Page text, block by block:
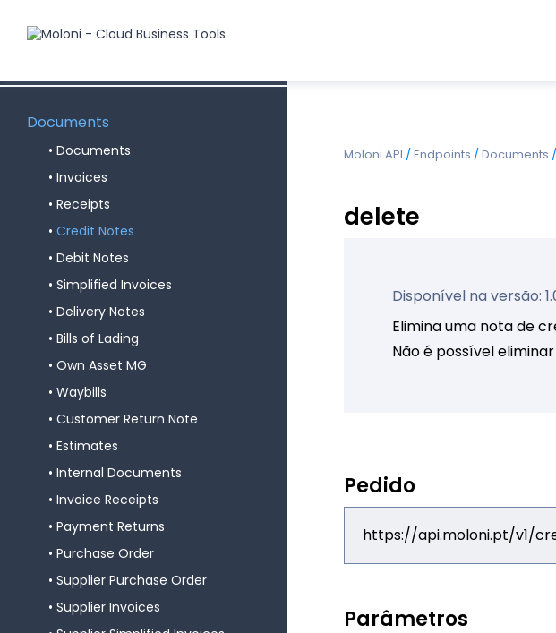
Price Classes
Documents
Documents
Invoices
Receipts
Credit Notes
Debit Notes
Simplified Invoices
Delivery Notes
Bills of Lading
Own Asset MG
Waybills
Customer Return Note
Estimates
Internal Documents
Invoice Receipts
Payment Returns
Purchase Order
Supplier Purchase Order
Supplier Invoices
Moloni API /Endpoints /Documents /
delete
Disponível na versão:
Elimina uma nota de
Não é possível
Pedido
https://api.moloni.pt/v1/
Parâmetros